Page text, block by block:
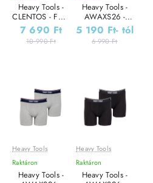
Heavy Tools -
CLENTOS - Férfi
póló
7 690 Ft
10 990 Ft
Heavy Tools -
AWAXS26 -
Férfi alsónadrág
szett -2 db
5 190 Ft- tól
6 990 Ft
Leárazás
Heavy Tools
Raktáron
Heavy Tools -
Leárazás
Heavy Tools
Raktáron
Heavy Tools -